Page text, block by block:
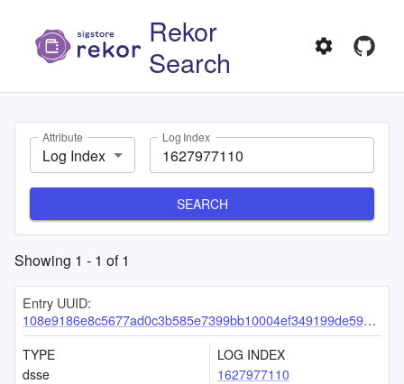
Rekor
Search
Attribute
Log Index
Log Index
SEARCH
Showing 1 - 1 of1
Entry UUID:
108e9186e8c5677ad0c3b585e7399bb10004ef349199de595d41c64374f7c3c957f2ad4ba4437af2
TYPE
dsse
LOG INDEX
1627977110